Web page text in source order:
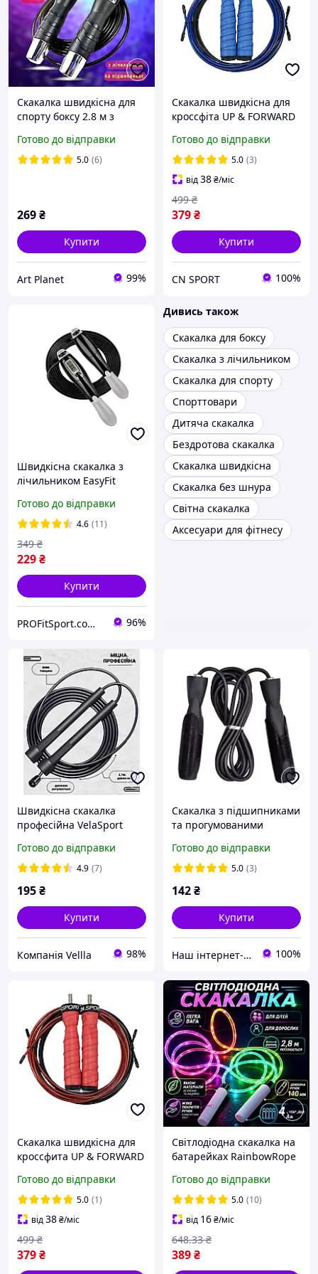
Скакалка швидкісна для
спорту боксу 2.8 м з
лічильником гімнастики
професійні скакалки
Готово до відправки
5.0 (6)
269₴
Купити
Art Planet 99%
Скакалка швидкісна для
кроссфіта UP & FORWARD
Готово до відправки
5.0 (3)
від38₴/міс
379₴
499 ₴
Купити
CN SPORT 100%
Швидкісна скакалка з
лічильником EasyFit
Готово до відправки
4.6 (11)
229₴
349 ₴
Купити
PROFitSport.com.ua - Интернет-магазин спортинвентаря 96%
Дивись також
Скакалка для боксу
Скакалка з лічильником
Скакалка для спорту
Спорттовари
Дитяча скакалка
Бездротова скакалка
Скакалка швидкісна
Скакалка без шнура
Світна скакалка
Аксесуари для фітнесу
Швидкісна скакалка
професійна VelaSport
довжини Діаметр 3мм
Чорна
Готово до відправки
4.9 (7)
195₴
Купити
Компанія Vellla 98%
Скакалка з підшипниками
та прогумованими
Готово до відправки
5.0 (3)
142₴
Купити
Наш інтернет-магазин: sportivnie-tovari.com.ua 100%
Скакалка швидкісна для
кроссфита UP & FORWARD
Готово до відправки
5.0 (1)
від38₴/міс
379₴
499 ₴
Світлодіодна скакалка на
батарейках RainbowRope
Готово до відправки
5.0 (10)
від 16₴/міс
389₴
648.33 ₴